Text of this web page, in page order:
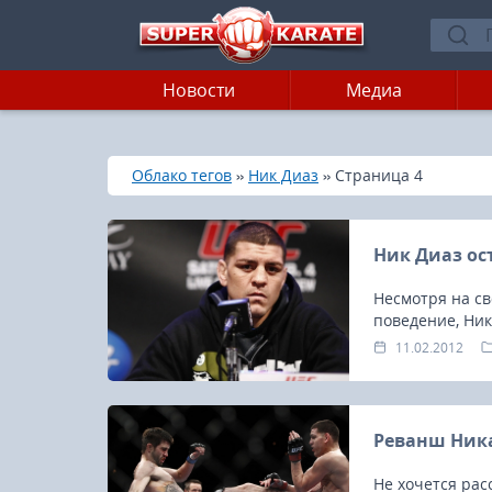
Новости Медиа
Главная
»
Облако тегов » Ник Диаз » Страница 4
Ник Диаз
Несмотря на
поведение,
таланта, и
11.02.2012
Реванш
Не хочется